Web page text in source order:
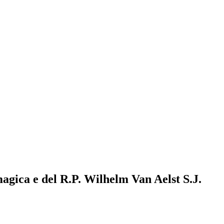
e del R.P. Wilhelm Van Aelst S.J.